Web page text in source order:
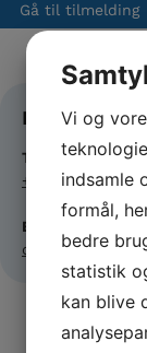
Gå til tilmelding
Kontakt
Telefon
+45 51 23 28 66
E-mail
Vi og
indsamle
formål,
bedre
statistik
kan blive